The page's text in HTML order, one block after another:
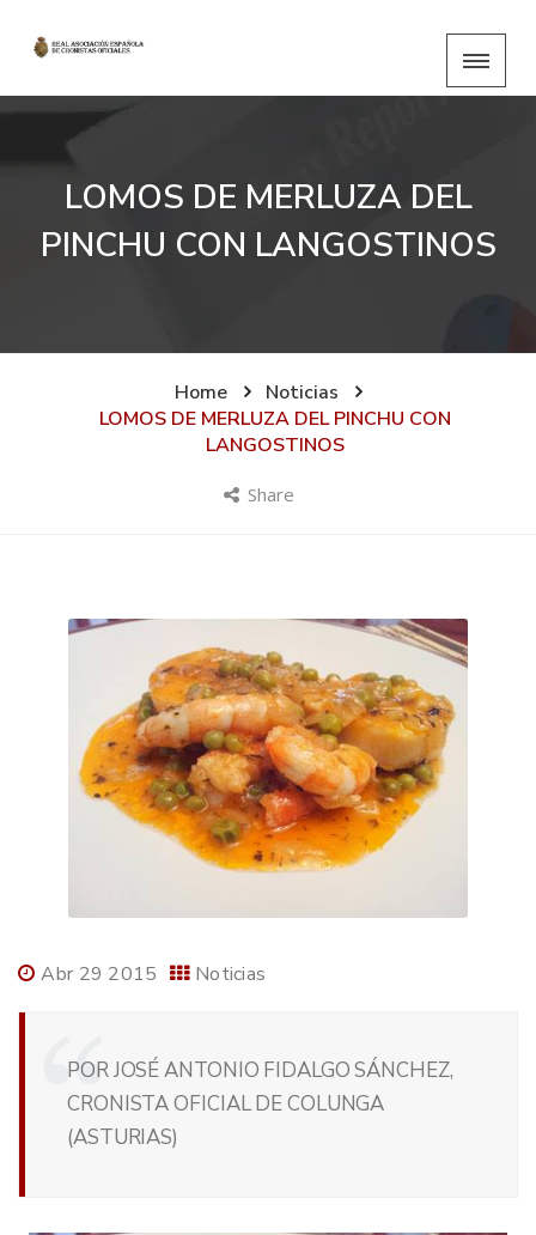
LOMOS DE MERLUZA DEL
PINCHU CON LANGOSTINOS
Home
Noticias
LOMOS DE MERLUZA DEL PINCHU CON
LANGOSTINOS
Share
Abr 29 2015 Noticias
POR JOSÉ ANTONIO FIDALGO SÁNCHEZ,
CRONISTA OFICIAL DE COLUNGA
(ASTURIAS)